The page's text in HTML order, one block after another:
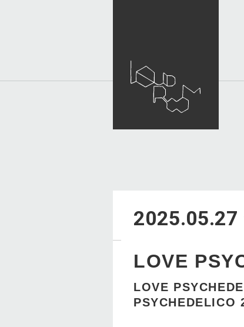
2025.05.27
LOVE
LOVE